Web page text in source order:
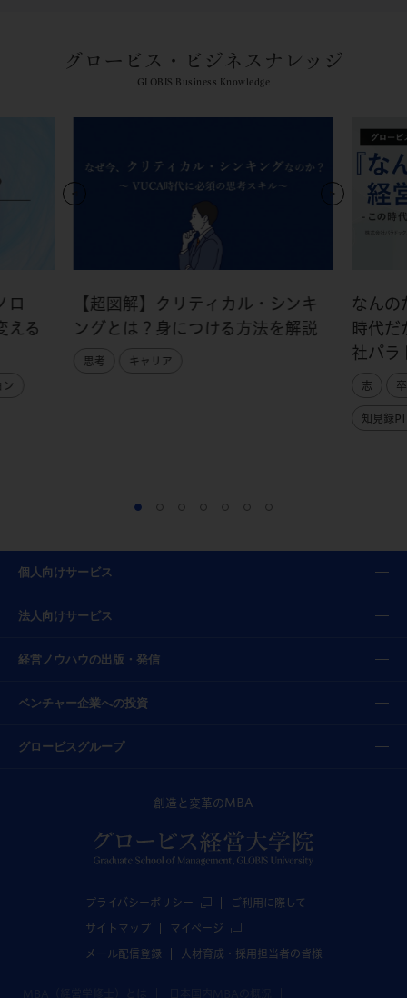
グロービス・ビジネスナレッジ
GLOBIS Business Knowledge
ロ
える
ン
【超図解】クリティカル・シンキ
ングとは？身につける方法を解説
思考 キャリア
なんの
時代だ
社パラ
志
知見録
個人向けサービス
法人向けサービス
経営ノウハウの出版・発信
ベンチャー企業への投資
グロービスグループ
創造と変革のMBA
プライバシーポリシー ご利用に際して
サイトマップ マイページ
メール配信登録 人材育成・採用担当者の皆様